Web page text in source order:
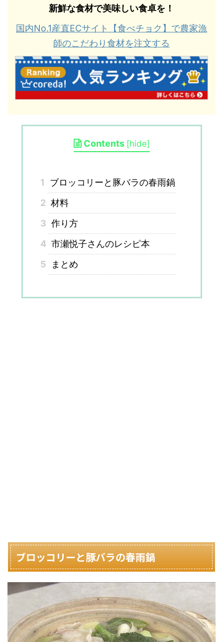
新鮮な食材で美味しい食卓を！
国内No.1産直ECサイト【食べチョク】で農家漁
師のこだわり食材を注文する
Contents [hide]
1
ブロッコリーと豚バラの春雨鍋
2 材料
3 作り方
4 市瀬悦子さんのレシピ本
5
まとめ
ブロッコリーと豚バラの春雨鍋